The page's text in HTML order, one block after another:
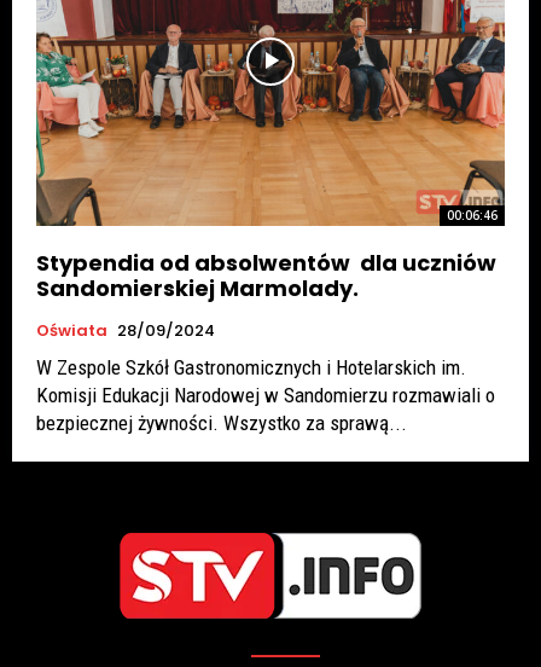
00:06:46
Stypendia od absolwentów dla uczniów
Sandomierskiej Marmolady.
Oświata 28/09/2024
W Zespole Szkół Gastronomicznych i Hotelarskich im.
Komisji Edukacji Narodowej w Sandomierzu rozmawiali o
bezpiecznej żywności. Wszystko za sprawą...